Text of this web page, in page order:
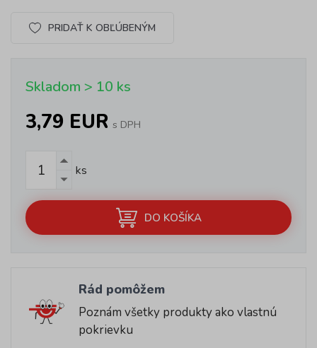
PRIDAŤ K OBĽÚBENÝM
Skladom > 10 ks
3,79 EUR s DPH
ks
DO KOŠÍKA
Rád pomôžem
Poznám všetky produkty ako vlastnú
pokrievku